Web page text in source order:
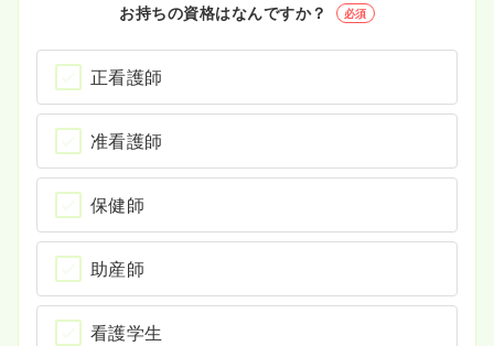
お持ちの資格はなんですか？ 必須
正看護師
准看護師
保健師
助産師
看護学生